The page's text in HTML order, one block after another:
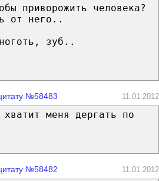
приворожить человека?
от него..
зуб..
№58483 11.01.2012
меня дергать по
№58482 11.01.2012